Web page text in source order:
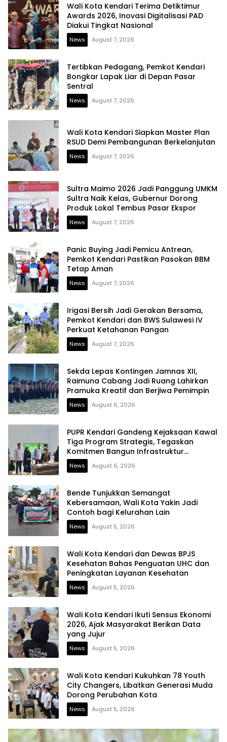
Wali Kota Kendari Terima Detiktimur
Awards 2026, Inovasi Digitalisasi PAD
Diakui Tingkat Nasional
News August 7, 2026
Tertibkan Pedagang, Pemkot Kendari
Bongkar Lapak Liar di Depan Pasar
Sentral
News August 7, 2026
Wali Kota Kendari Siapkan Master Plan
RSUD Demi Pembangunan Berkelanjutan
News August 7, 2026
Sultra Maimo 2026 Jadi Panggung UMKM
Sultra Naik Kelas, Gubernur Dorong
Produk Lokal Tembus Pasar Ekspor
News August 7, 2026
Panic Buying Jadi Pemicu Antrean,
Pemkot Kendari Pastikan Pasokan BBM
Tetap Aman
News August 7, 2026
Irigasi Bersih Jadi Gerakan Bersama,
Pemkot Kendari dan BWS Sulawesi IV
Perkuat Ketahanan Pangan
News August 7, 2026
Sekda Lepas Kontingen Jamnas XII,
Raimuna Cabang Jadi Ruang Lahirkan
Pramuka Kreatif dan Berjiwa Pemimpin
News August 6, 2026
PUPR Kendari Gandeng Kejaksaan Kawal
Tiga Program Strategis, Tegaskan
Komitmen Bangun Infrastruktur
Berintegritas
News August 6, 2026
Bende Tunjukkan Semangat
Kebersamaan, Wali Kota Yakin Jadi
Contoh bagi Kelurahan Lain
News August 5, 2026
Wali Kota Kendari dan Dewas BPJS
Kesehatan Bahas Penguatan UHC dan
Peningkatan Layanan Kesehatan
News August 5, 2026
Wali Kota Kendari Ikuti Sensus Ekonomi
2026, Ajak Masyarakat Berikan Data
yang Jujur
News August 5, 2026
Wali Kota Kendari Kukuhkan 78 Youth
City Changers, Libatkan Generasi Muda
Dorong Perubahan Kota
News August 5, 2026